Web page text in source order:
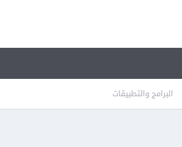
البرامج والتطبيقات